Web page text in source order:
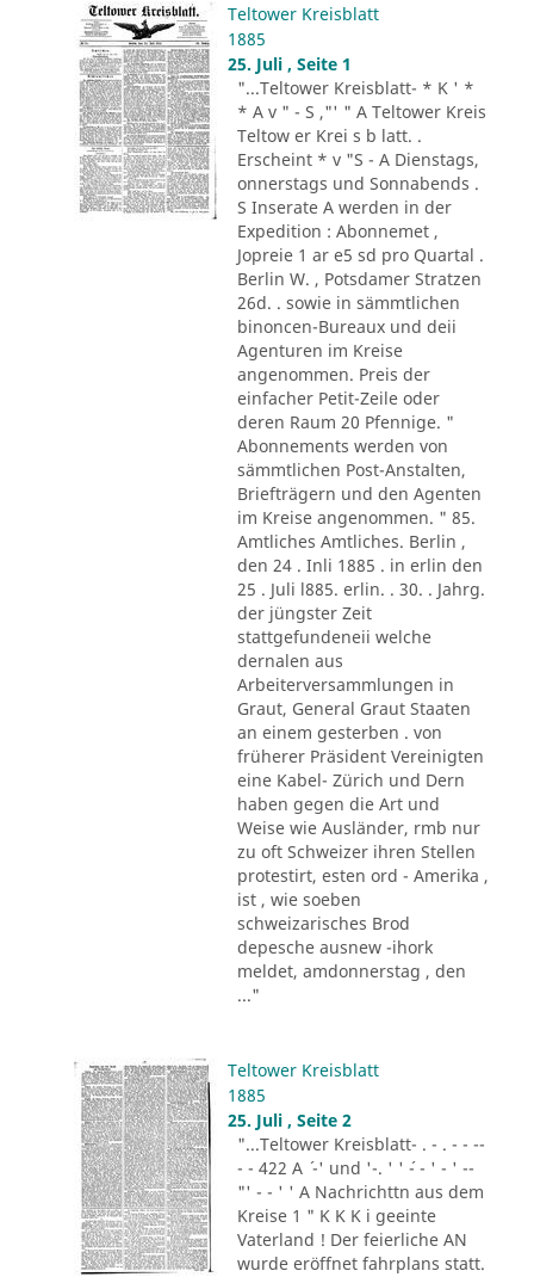
Teltower Kreisblatt
1885
25. Juli , Seite 1
"...Teltower Kreisblatt- * K ' *
* A v " - S ,"' " A Teltower Kreis
Teltow er Krei s b latt. .
Erscheint * v "S - A Dienstags,
onnerstags und Sonnabends .
S Inserate A werden in der
Expedition : Abonnemet ,
Jopreie 1 ar e5 sd pro Quartal .
Berlin W. , Potsdamer Stratzen
26d. . sowie in sämmtlichen
binoncen-Bureaux und deii
Agenturen im Kreise
angenommen. Preis der
einfacher Petit-Zeile oder
deren Raum 20 Pfennige. "
Abonnements werden von
sämmtlichen Post-Anstalten,
Briefträgern und den Agenten
im Kreise angenommen. " 85.
Amtliches Amtliches. Berlin ,
den 24 . Inli 1885 . in erlin den
25 . Juli l885. erlin. . 30. . Jahrg.
der jüngster Zeit
stattgefundeneii welche
dernalen aus
Arbeiterversammlungen in
Graut, General Graut Staaten
an einem gesterben . von
früherer Präsident Vereinigten
eine Kabel- Zürich und Dern
haben gegen die Art und
Weise wie Ausländer, rmb nur
zu oft Schweizer ihren Stellen
protestirt, esten ord - Amerika ,
ist , wie soeben
schweizarisches Brod
depesche ausnew -ihork
meldet, amdonnerstag , den
..."
Teltower Kreisblatt
1885
25. Juli , Seite 2
"...Teltower Kreisblatt- . - . - - --
- - 422 A ´ -' und '-. ' ' ´- - ' - ' --
"' - - ' ' A Nachrichttn aus dem
Kreise 1 " K K K i geeinte
Vaterland ! Der feierliche AN
wurde eröffnet fahrplans statt.